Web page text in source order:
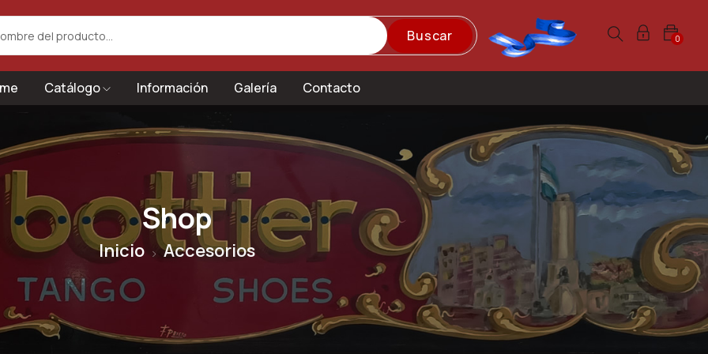
Buscar 0
Catálogo Información Galería Contacto
Shop
Inicio Accesorios